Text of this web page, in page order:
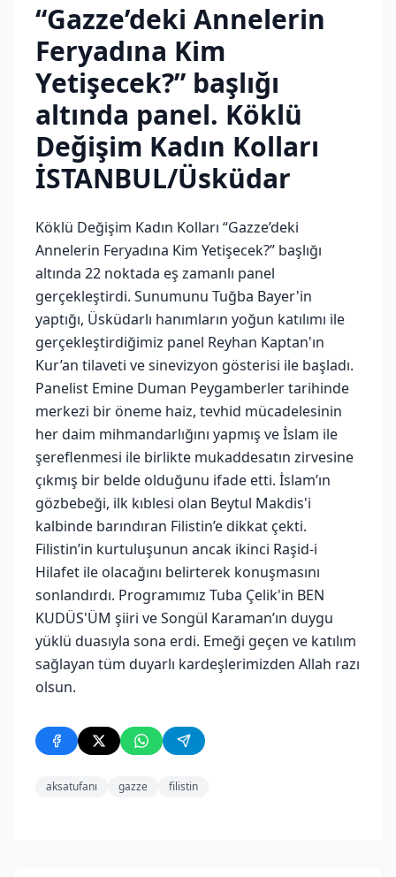
“Gazze’deki Annelerin
Feryadına Kim
Yetişecek?” başlığı
altında panel. Köklü
Değişim Kadın Kolları
İSTANBUL/Üsküdar
Köklü Değişim Kadın Kolları “Gazze’deki
Annelerin Feryadına Kim Yetişecek?” başlığı
altında 22 noktada eş zamanlı panel
gerçekleştirdi. Sunumunu Tuğba Bayer'in
yaptığı, Üsküdarlı hanımların yoğun katılımı ile
gerçekleştirdiğimiz panel Reyhan Kaptan'ın
Kur’an tilaveti ve sinevizyon gösterisi ile başladı.
Panelist Emine Duman Peygamberler tarihinde
merkezi bir öneme haiz, tevhid mücadelesinin
her daim mihmandarlığını yapmış ve İslam ile
şereflenmesi ile birlikte mukaddesatın zirvesine
çıkmış bir belde olduğunu ifade etti. İslam’ın
gözbebeği, ilk kıblesi olan Beytul Makdis'i
kalbinde barındıran Filistin’e dikkat çekti.
Filistin’in kurtuluşunun ancak ikinci Raşid-i
Hilafet ile olacağını belirterek konuşmasını
sonlandırdı. Programımız Tuba Çelik'in BEN
KUDÜS'ÜM şiiri ve Songül Karaman’ın duygu
yüklü duasıyla sona erdi. Emeği geçen ve katılım
sağlayan tüm duyarlı kardeşlerimizden Allah razı
olsun.
aksatufanı gazze filistin